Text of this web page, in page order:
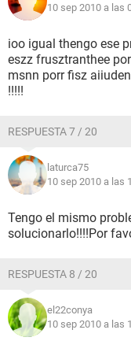
10 sep 2010 a las
ioo igual thengo ese
eszz frusztranthee
msnn porr fisz
!!!!!
RESPUESTA 7 / 20
laturca75
10 sep 2010 a las
Tengo el mismo
solucionarlo!!!!Por
RESPUESTA 8 / 20
el22conya
10 sep 2010 a las